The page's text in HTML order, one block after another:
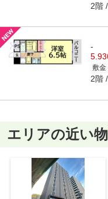
2階
-
敷金
2階
エリアの近い